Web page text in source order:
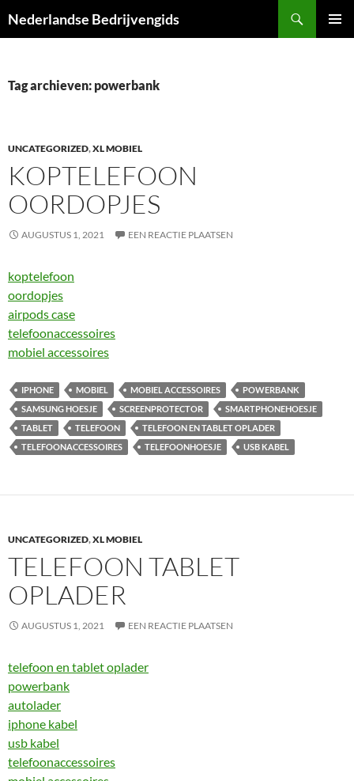
naar
Nederlandse Bedrijvengids
Tag archieven: powerbank
UNCATEGORIZED,XL MOBIEL
KOPTELEFOON
OORDOPJES
AUGUSTUS 1, 2021 EEN REACTIE PLAATSEN
koptelefoon
oordopjes
airpods case
telefoonaccessoires
mobiel accessoires
IPHONE MOBIEL MOBIEL ACCESSOIRES
POWERBANK
SAMSUNG HOESJE
SCREENPROTECTOR
SMARTPHONEHOESJE
TABLET
TELEFOON
TELEFOON EN TABLET OPLADER
TELEFOONACCESSOIRES
TELEFOONHOESJE USB KABEL
UNCATEGORIZED,XL MOBIEL
TELEFOON TABLET
OPLADER
AUGUSTUS 1, 2021 EEN REACTIE PLAATSEN
telefoon en tablet oplader
powerbank
autolader
iphone kabel
usb kabel
telefoonaccessoires